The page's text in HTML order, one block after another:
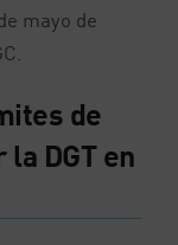
mayo de
de
DGT en